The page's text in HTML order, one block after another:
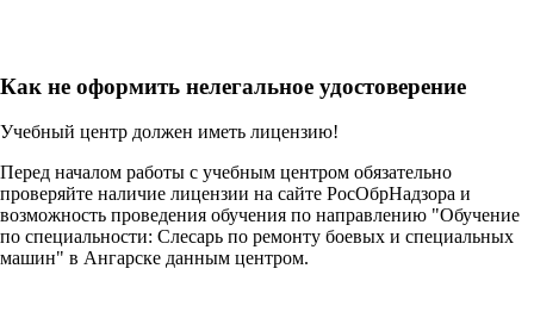
Как не оформить нелегальное удостоверение
Учебный центр должен иметь лицензию!
Перед началом работы с учебным центром обязательно
проверяйте наличие лицензии на сайте РосОбрНадзора и
возможность проведения обучения по направлению "Обучение
по специальности: Слесарь по ремонту боевых и специальных
машин" в Ангарске данным центром.